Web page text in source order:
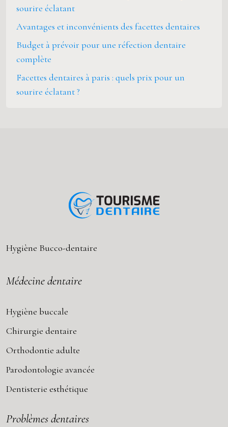
sourire éclatant
Avantages et inconvénients des facettes dentaires
Budget à prévoir pour une réfection dentaire
complète
Facettes dentaires à paris : quels prix pour un
sourire éclatant ?
Hygiène Bucco-dentaire
Médecine dentaire
Hygiène buccale
Chirurgie dentaire
Orthodontie adulte
Parodontologie avancée
Dentisterie esthétique
Problèmes dentaires